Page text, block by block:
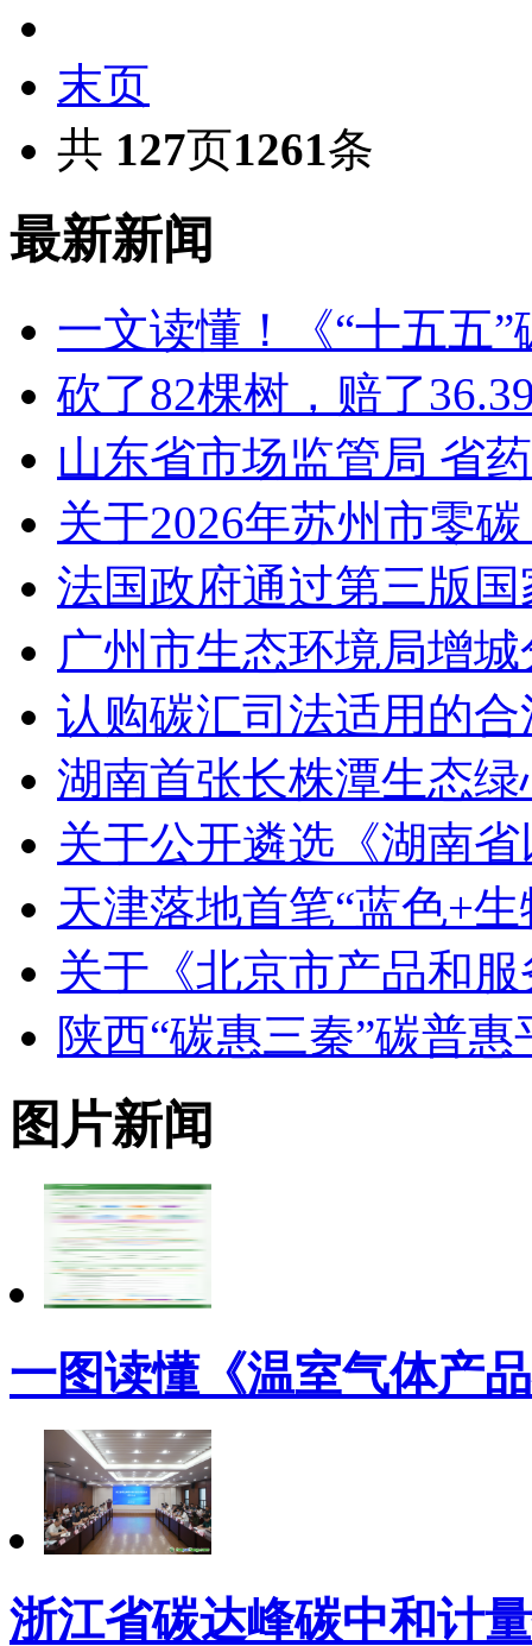
末页
共 127页1261条
最新新闻
一文读懂！《“十五五
砍了82棵树，赔了
山东省市场监管局 省
关于2026年苏州市零
法国政府通过第三版
广州市生态环境局增
认购碳汇司法适用的
湖南首张长株潭生态
关于公开遴选《湖南
天津落地首笔“蓝色+
关于《北京市产品和
陕西“碳惠三秦”碳普
图片新闻
一图读懂《温室气体产
浙江省碳达峰碳中和计